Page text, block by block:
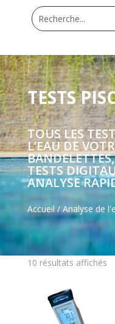
TESTS
TOUS LES
L’EAU DE
TESTS
ANALYSE
Accueil/ Analyse de
10 résultats affichés